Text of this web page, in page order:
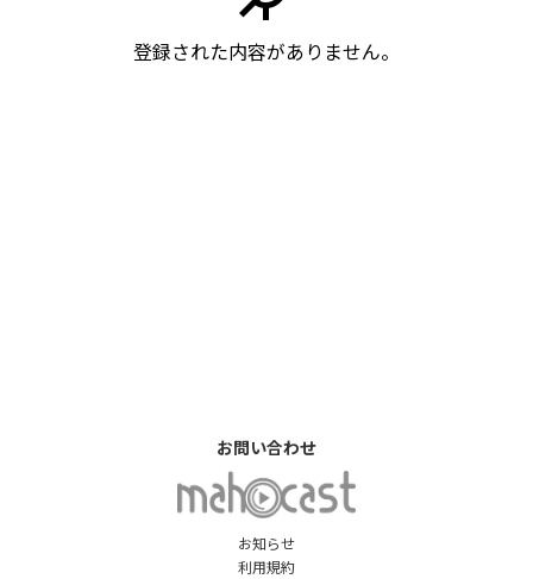
登録された内容がありません。
お知らせ
利用規約
お問い合わせ